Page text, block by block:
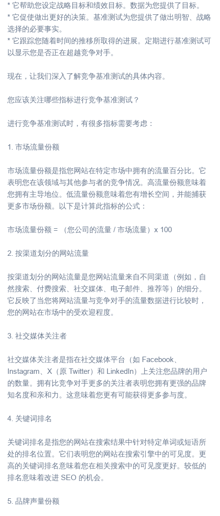
* 它帮助您设定战略目标和绩效目标。数据为您提供了目标。
* 它促使做出更好的决策。基准测试为您提供了做出明智、战略
选择的必要事实。
* 它跟踪您随着时间的推移所取得的进展。定期进行基准测试可
以显示您是否正在超越竞争对手。
现在，让我们深入了解竞争基准测试的具体内容。
您应该关注哪些指标进行竞争基准测试？
进行竞争基准测试时，有很多指标需要考虑：
1. 市场流量份额
市场流量份额是指您网站在特定市场中拥有的流量百分比。它
表明您在该领域与其他参与者的竞争情况。高流量份额意味着
您拥有主导地位。低流量份额意味着您有增长空间，并能捕获
更多市场份额。以下是计算此指标的公式：
市场流量份额 = （您公司的流量 / 市场流量）x 100
2. 按渠道划分的网站流量
按渠道划分的网站流量是您网站流量来自不同渠道（例如，自
然搜索、付费搜索、社交媒体、电子邮件、推荐等）的细分。
它反映了当您将网站流量与竞争对手的流量数据进行比较时，
您的网站在市场中的受欢迎程度。
3. 社交媒体关注者
社交媒体关注者是指在社交媒体平台（如 Facebook、
Instagram、X（原 Twitter）和 LinkedIn）上关注您品牌的用户
的数量。拥有比竞争对手更多的关注者表明您拥有更强的品牌
知名度和亲和力。这意味着您更有可能获得更多参与度。
4. 关键词排名
关键词排名是指您的网站在搜索结果中针对特定单词或短语所
处的排名位置。它们表明您的网站在搜索引擎中的可见度。更
高的关键词排名意味着您在相关搜索中的可见度更好。较低的
排名意味着改进 SEO 的机会。
5. 品牌声量份额